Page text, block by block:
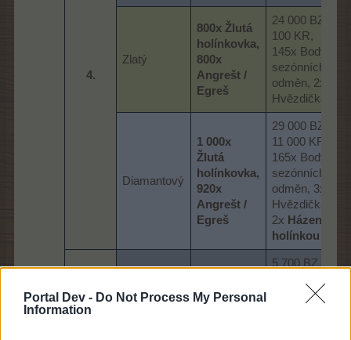
Portal Dev - Do Not Process My Personal
Information
4.​
Zlatý
800x Žlutá
holínkovka,
800x
Angrešt /
Egreš
24 000 BZ, 9
100 KR,
145x Body
sezónních
odměn, 2x
Hvězdička
Diamantový
1 000x
Žlutá
holínkovka,
920x
Angrešt /
Egreš
29 000 BZ,
11 000 KR,
165x Body
sezónních
odměn, 3x
Hvězdička,
2x Házení
holínkou
Stříbrný
Prázdná
5 700 BZ, 2
hvězdička,